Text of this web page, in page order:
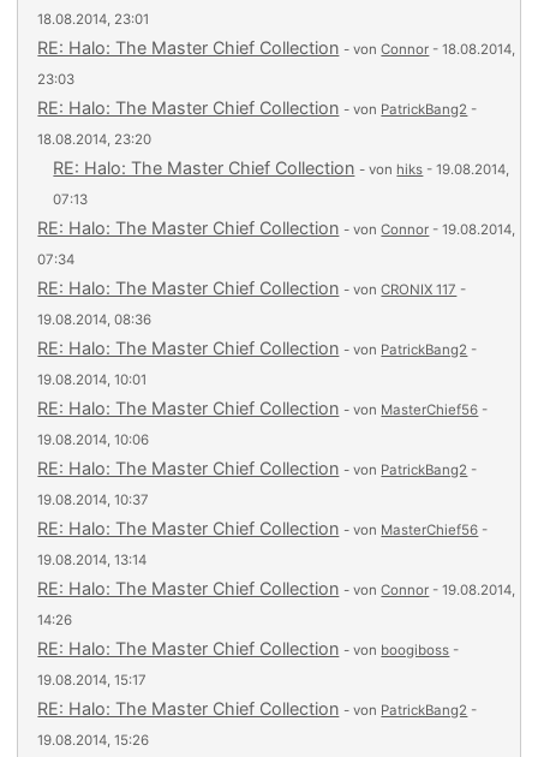
18.08.2014, 23:01
RE: Halo: The Master Chief Collection - vonConnor - 18.08.2014,
23:03
RE: Halo: The Master Chief Collection - von PatrickBang2 -
18.08.2014, 23:20
RE: Halo: The Master Chief Collection - von hiks - 19.08.2014,
07:13
RE: Halo: The Master Chief Collection - vonConnor - 19.08.2014,
07:34
RE: Halo: The Master Chief Collection - vonCRONIX 117 -
19.08.2014, 08:36
RE: Halo: The Master Chief Collection - von PatrickBang2 -
19.08.2014, 10:01
RE: Halo: The Master Chief Collection - von MasterChief56 -
19.08.2014, 10:06
RE: Halo: The Master Chief Collection - von PatrickBang2 -
19.08.2014, 10:37
RE: Halo: The Master Chief Collection - von MasterChief56 -
19.08.2014, 13:14
RE: Halo: The Master Chief Collection - vonConnor - 19.08.2014,
14:26
RE: Halo: The Master Chief Collection - von boogiboss -
19.08.2014, 15:17
RE: Halo: The Master Chief Collection - von PatrickBang2 -
19.08.2014, 15:26